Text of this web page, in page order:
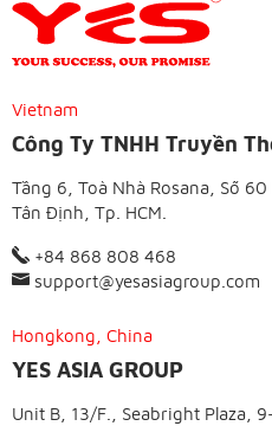
Vietnam
Công Ty TNHH Truyền
Tầng 6, Toà Nhà Rosana, Số
Tân Định, Tp. HCM.
+84 868 808 468
support@yesasiagroup.com
Hongkong, China
YES ASIA GROUP
Unit B, 13/F., Seabright Plaza,